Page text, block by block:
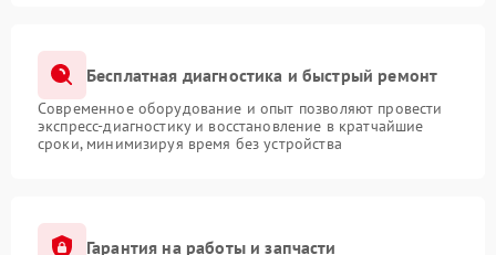
Бесплатная диагностика и быстрый ремонт
Современное оборудование и опыт позволяют провести
экспресс-диагностику и восстановление в кратчайшие
сроки, минимизируя время без устройства
Гарантия на работы и запчасти